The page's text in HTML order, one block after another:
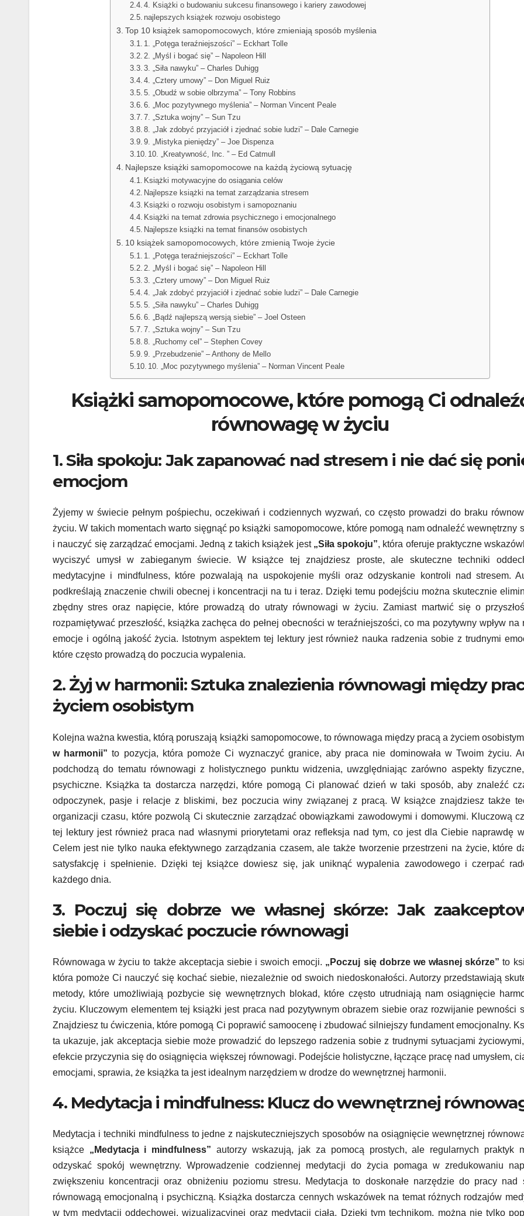
4. Książki o budowaniu sukcesu finansowego i kariery zawodowej
najlepszych książek rozwoju osobistego
Top 10 książek samopomocowych, które zmieniają sposób myślenia
1. „Potęga teraźniejszości” – Eckhart Tolle
2. „Myśl i bogać się” – Napoleon Hill
3. „Siła nawyku” – Charles Duhigg
4. „Cztery umowy” – Don Miguel Ruiz
5. „Obudź w sobie olbrzyma” – Tony Robbins
6. „Moc pozytywnego myślenia” – Norman Vincent Peale
7. „Sztuka wojny” – Sun Tzu
8. „Jak zdobyć przyjaciół i zjednać sobie ludzi” – Dale Carnegie
9. „Mistyka pieniędzy” – Joe Dispenza
10. „Kreatywność, Inc. ” – Ed Catmull
Najlepsze książki samopomocowe na każdą życiową sytuację
Książki motywacyjne do osiągania celów
Najlepsze książki na temat zarządzania stresem
Książki o rozwoju osobistym i samopoznaniu
Książki na temat zdrowia psychicznego i emocjonalnego
Najlepsze książki na temat finansów osobistych
10 książek samopomocowych, które zmienią Twoje życie
1. „Potęga teraźniejszości” – Eckhart Tolle
2. „Myśl i bogać się” – Napoleon Hill
3. „Cztery umowy” – Don Miguel Ruiz
4. „Jak zdobyć przyjaciół i zjednać sobie ludzi” – Dale Carnegie
5. „Siła nawyku” – Charles Duhigg
6. „Bądź najlepszą wersją siebie” – Joel Osteen
7. „Sztuka wojny” – Sun Tzu
8. „Ruchomy cel” – Stephen Covey
9. „Przebudzenie” – Anthony de Mello
10. „Moc pozytywnego myślenia” – Norman Vincent Peale
Książki samopomocowe, które pomogą Ci
równowagę w życiu
1. Siła spokoju: Jak zapanować nad stresem i nie dać się
emocjom
Żyjemy w świecie pełnym pośpiechu, oczekiwań i codziennych wyzwań, co często prowadzi do braku
życiu. W takich momentach warto sięgnąć po książki samopomocowe, które pomogą nam odnaleźć wewnętrzny
i nauczyć się zarządzać emocjami. Jedną z takich książek jest „Siła spokoju”, która oferuje praktyczne
wyciszyć umysł w zabieganym świecie. W książce tej znajdziesz proste, ale skuteczne techniki
medytacyjne i mindfulness, które pozwalają na uspokojenie myśli oraz odzyskanie kontroli nad stresem.
podkreślają znaczenie chwili obecnej i koncentracji na tu i teraz. Dzięki temu podejściu można skutecznie
zbędny stres oraz napięcie, które prowadzą do utraty równowagi w życiu. Zamiast martwić się o
rozpamiętywać przeszłość, książka zachęca do pełnej obecności w teraźniejszości, co ma pozytywny wpływ na
emocje i ogólną jakość życia. Istotnym aspektem tej lektury jest również nauka radzenia sobie z trudnymi
które często prowadzą do poczucia wypalenia.
2. Żyj w harmonii: Sztuka znalezienia równowagi między
życiem osobistym
Kolejna ważna kwestia, którą poruszają książki samopomocowe, to równowaga między pracą a życiem
w harmonii” to pozycja, która pomoże Ci wyznaczyć granice, aby praca nie dominowała w Twoim życiu.
podchodzą do tematu równowagi z holistycznego punktu widzenia, uwzględniając zarówno aspekty
psychiczne. Książka ta dostarcza narzędzi, które pomogą Ci planować dzień w taki sposób, aby znaleźć
odpoczynek, pasje i relacje z bliskimi, bez poczucia winy związanej z pracą. W książce znajdziesz także
organizacji czasu, które pozwolą Ci skutecznie zarządzać obowiązkami zawodowymi i domowymi. Kluczową
tej lektury jest również praca nad własnymi priorytetami oraz refleksja nad tym, co jest dla Ciebie naprawdę
Celem jest nie tylko nauka efektywnego zarządzania czasem, ale także tworzenie przestrzeni na życie, które
satysfakcję i spełnienie. Dzięki tej książce dowiesz się, jak uniknąć wypalenia zawodowego i czerpać
każdego dnia.
3. Poczuj się dobrze we własnej skórze: Jak
siebie i odzyskać poczucie równowagi
Równowaga w życiu to także akceptacja siebie i swoich emocji. „Poczuj się dobrze we własnej skórze” to
która pomoże Ci nauczyć się kochać siebie, niezależnie od swoich niedoskonałości. Autorzy przedstawiają
metody, które umożliwiają pozbycie się wewnętrznych blokad, które często utrudniają nam osiągnięcie
życiu. Kluczowym elementem tej książki jest praca nad pozytywnym obrazem siebie oraz rozwijanie pewności
Znajdziesz tu ćwiczenia, które pomogą Ci poprawić samoocenę i zbudować silniejszy fundament emocjonalny.
ta ukazuje, jak akceptacja siebie może prowadzić do lepszego radzenia sobie z trudnymi sytuacjami
efekcie przyczynia się do osiągnięcia większej równowagi. Podejście holistyczne, łączące pracę nad umysłem,
emocjami, sprawia, że książka ta jest idealnym narzędziem w drodze do wewnętrznej harmonii.
4. Medytacja i mindfulness: Klucz do wewnętrznej
Medytacja i techniki mindfulness to jedne z najskuteczniejszych sposobów na osiągnięcie wewnętrznej
książce „Medytacja i mindfulness” autorzy wskazują, jak za pomocą prostych, ale regularnych praktyk
odzyskać spokój wewnętrzny. Wprowadzenie codziennej medytacji do życia pomaga w zredukowaniu
zwiększeniu koncentracji oraz obniżeniu poziomu stresu. Medytacja to doskonałe narzędzie do pracy nad
równowagą emocjonalną i psychiczną. Książka dostarcza cennych wskazówek na temat różnych rodzajów
w tym medytacji oddechowej, wizualizacyjnej oraz medytacji ciała. Dzięki tym technikom, można nie tylko